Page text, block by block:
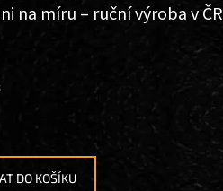
DO KOŠÍKU
na míru – ruční výroba v ČR